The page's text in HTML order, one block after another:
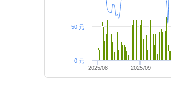
2025/08 2025/09
0 元
50 元